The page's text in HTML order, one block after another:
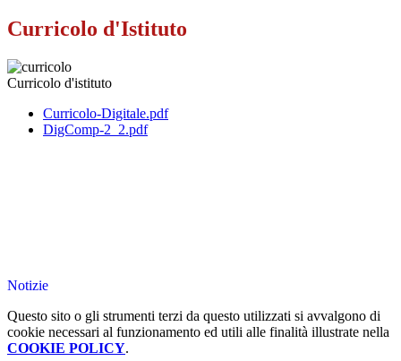
Curricolo d'Istituto
Curricolo d'istituto
Curricolo-Digitale.pdf
DigComp-2_2.pdf
Notizie
Questo sito o gli strumenti terzi da questo utilizzati si avvalgono di
cookie necessari al funzionamento ed utili alle finalità illustrate nella
COOKIE POLICY.